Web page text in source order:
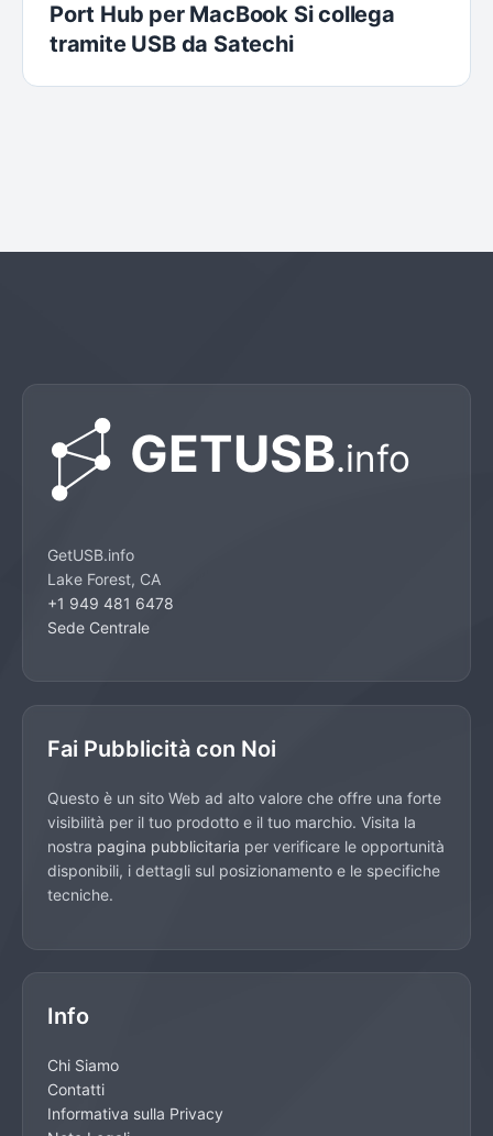
Port Hub per MacBook Si collega
tramite USB da Satechi
GetUSB.info
Lake Forest, CA
+1 949 481 6478
Sede Centrale
Fai Pubblicità con Noi
Questo è un sito Web ad alto valore che offre una forte
visibilità per il tuo prodotto e il tuo marchio. Visita la
nostra pagina pubblicitaria per verificare le opportunità
disponibili, i dettagli sul posizionamento e le specifiche
tecniche.
Info
Chi Siamo
Contatti
Informativa sulla Privacy